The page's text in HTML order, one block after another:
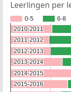
Leerlingen per
0-5 6-8
2010-2011
2010-2011
2011-2012
2011-2012
2012-2013
2012-2013
2013-2014
2013-2014
2014-2015
2014-2015
2015-2016
2015-2016